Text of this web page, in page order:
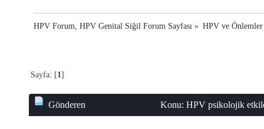
HPV Forum, HPV Genital Siğil Forum Sayfası » HPV ve Önlemler
Sayfa: [1]
Gönderen Konu: HPV psikolojik